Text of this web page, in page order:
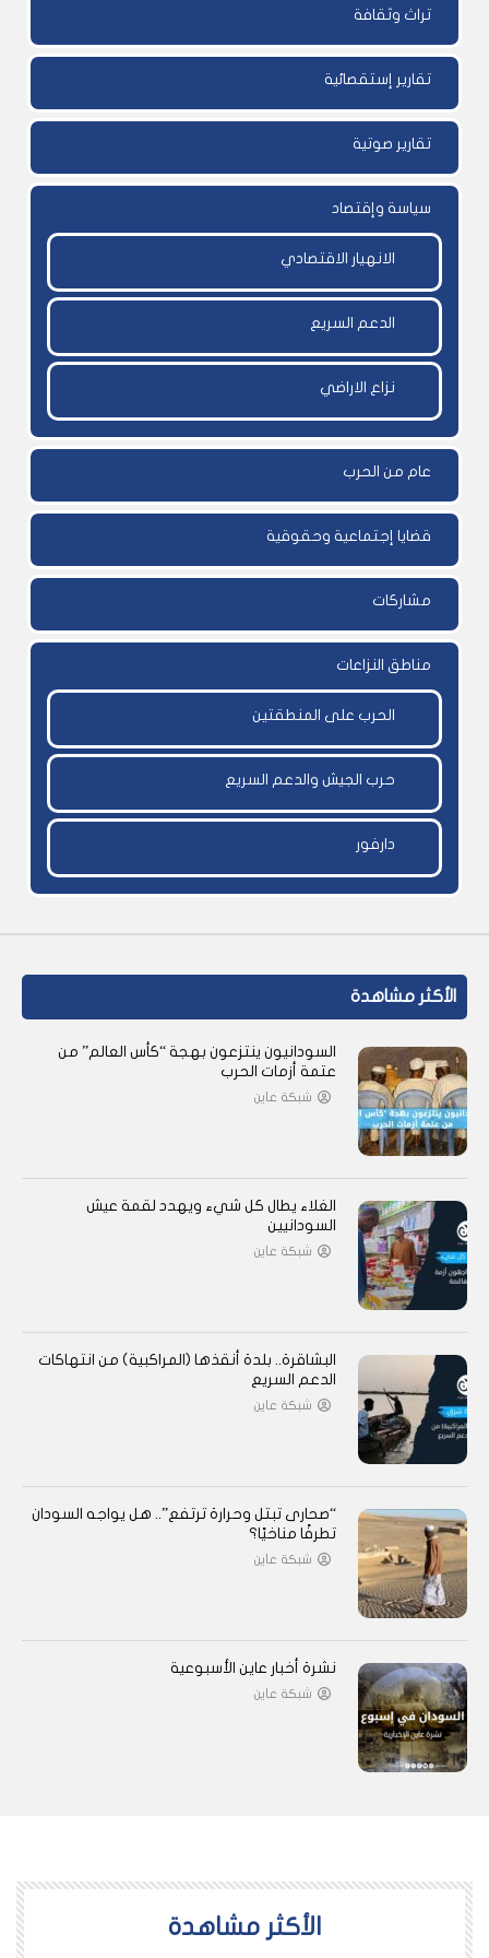
تراث وثقافة
تقارير إستقصائية
تقارير صوتية
سياسة وإقتصاد
الانهيار الاقتصادي
الدعم السريع
نزاع الاراضي
عام من الحرب
قضايا إجتماعية وحقوقية
مشاركات
مناطق النزاعات
الحرب على المنطقتين
حرب الجيش والدعم السريع
دارفور
الأكثر مشاهدة
السودانيون ينتزعون بهجة “كأس العالم” من
عتمة أزمات الحرب
شبكة عاين
الغلاء يطال كل شيء ويهدد لقمة عيش
السودانيين
شبكة عاين
البشاقرة.. بلدة أنقذها (المراكبية) من انتهاكات
الدعم السريع
شبكة عاين
“صحارى تبتل وحرارة ترتفع”.. هل يواجه السودان
تطرفًا مناخيًا؟
شبكة عاين
نشرة أخبار عاين الأسبوعية
شبكة عاين
اﻷكثر مشاهدة